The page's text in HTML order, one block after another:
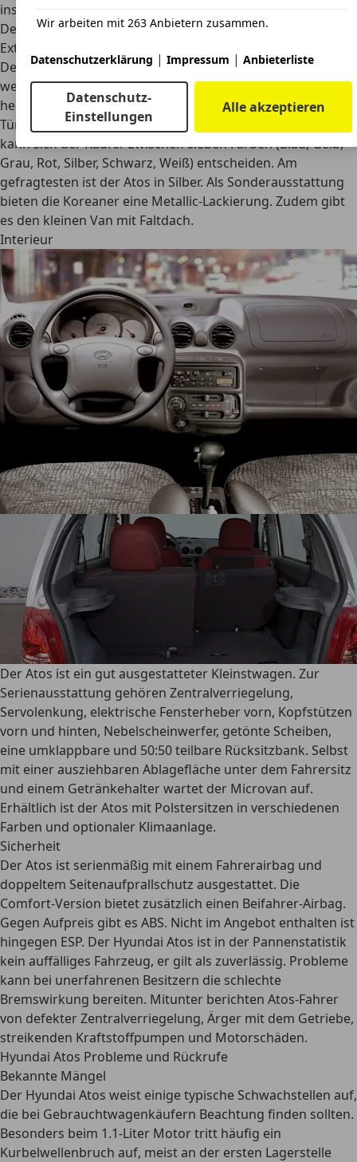
ins Gewicht fallen.
Design
Exterieur
Der Hyundai Atos hat ein eher schlichtes Erscheinungsbild,
weshalb die großen Scheinwerfer besonders
hervorstechen. Der Kleinstwagen bietet serienmäßig vier
Türen und eine bequem zu öffnende Heckklappe. Farblich
kann sich der Käufer zwischen sieben Farben (Blau, Gelb,
Grau, Rot, Silber, Schwarz, Weiß) entscheiden. Am
gefragtesten ist der Atos in Silber. Als Sonderausstattung
bieten die Koreaner eine Metallic-Lackierung. Zudem gibt
es den kleinen Van mit Faltdach.
Interieur
Der Atos ist ein gut ausgestatteter Kleinstwagen. Zur
Serienausstattung gehören Zentralverriegelung,
Servolenkung, elektrische Fensterheber vorn, Kopfstützen
vorn und hinten, Nebelscheinwerfer, getönte Scheiben,
eine umklappbare und 50:50 teilbare Rücksitzbank. Selbst
mit einer ausziehbaren Ablagefläche unter dem Fahrersitz
und einem Getränkehalter wartet der Microvan auf.
Erhältlich ist der Atos mit Polstersitzen in verschiedenen
Farben und optionaler Klimaanlage.
Sicherheit
Der Atos ist serienmäßig mit einem Fahrerairbag und
doppeltem Seitenaufprallschutz ausgestattet. Die
Comfort-Version bietet zusätzlich einen Beifahrer-Airbag.
Gegen Aufpreis gibt es ABS. Nicht im Angebot enthalten ist
hingegen ESP. Der Hyundai Atos ist in der Pannenstatistik
kein auffälliges Fahrzeug, er gilt als zuverlässig. Probleme
kann bei unerfahrenen Besitzern die schlechte
Bremswirkung bereiten. Mitunter berichten Atos-Fahrer
von defekter Zentralverriegelung, Ärger mit dem Getriebe,
streikenden Kraftstoffpumpen und Motorschäden.
Hyundai Atos Probleme und Rückrufe
Bekannte Mängel
Der Hyundai Atos weist einige typische Schwachstellen auf,
die bei Gebrauchtwagenkäufern Beachtung finden sollten.
Besonders beim 1.1-Liter Motor tritt häufig ein
Kurbelwellenbruch auf, meist an der ersten Lagerstelle
Wir arbeiten mit 263 Anbietern zusammen.
Datenschutzerklärung | Impressum | Anbieterliste
Datenschutz-
Einstellungen
Alle akzeptieren